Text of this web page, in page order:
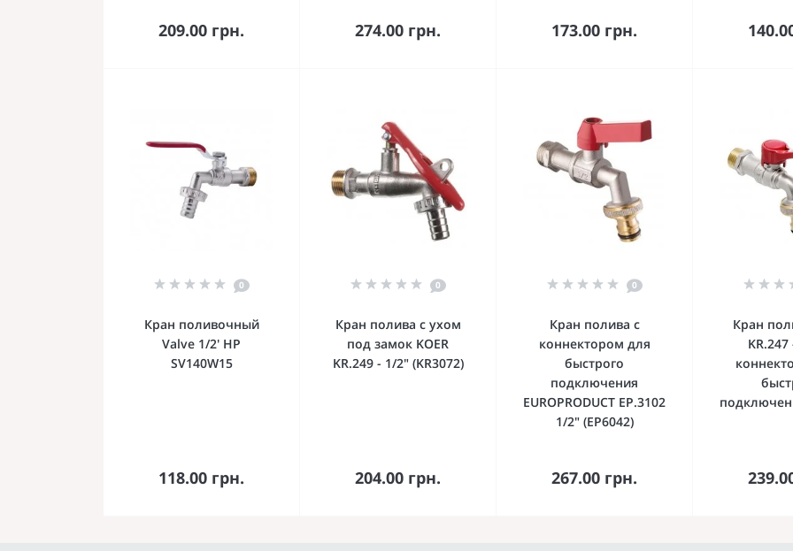
209.00 грн.
В корзину 274.00 грн.
В корзину 173.00 грн.
В корзину В
0
Кран поливочный
Valve 1/2' НР
SV140W15
118.00 грн.
В корзину
0
Кран полива с ухом
под замок KOER
KR.249 - 1/2" (KR3072)
204.00 грн.
В корзину
0
Кран полива с
коннектором для
быстрого
подключения
EUROPRODUCT EP.3102
1/2" (EP6042)
267.00 грн.
В корзину
Кран
В